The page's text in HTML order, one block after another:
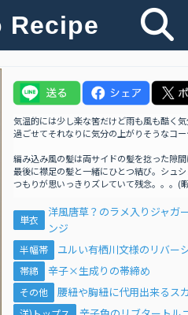
Recipe
気温的には少し楽な筈だけど雨も風も酷く
過ごせてそれなりに気分の上がりそうなコー
編み込み風の髪は両サイドの髪を捻った隙間
最後に襟足の髪と一緒にひとつ結び。シュ
つもりが思いっきりズレていて残念。。。(
単衣
洋風唐草？のラメ入りジャ
ンジ
半幅帯 ユルい有栖川文様のリバ
帯締 辛子×生成りの帯締め
その他 腰紐や胸紐に代用出来るス